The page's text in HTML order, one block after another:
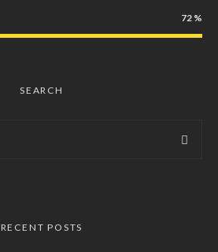
72
SEARCH
RECENT POSTS